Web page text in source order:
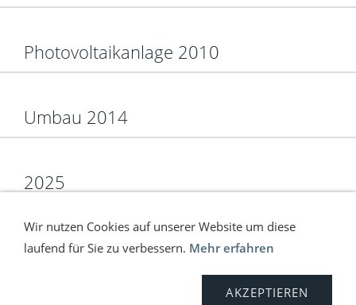
Photovoltaikanlage 2010
Umbau 2014
2025
Sitemap Datenschutz
Wir nutzen Cookies auf unserer Website um diese
laufend für Sie zu verbessern. Mehr erfahren
AKZEPTIEREN